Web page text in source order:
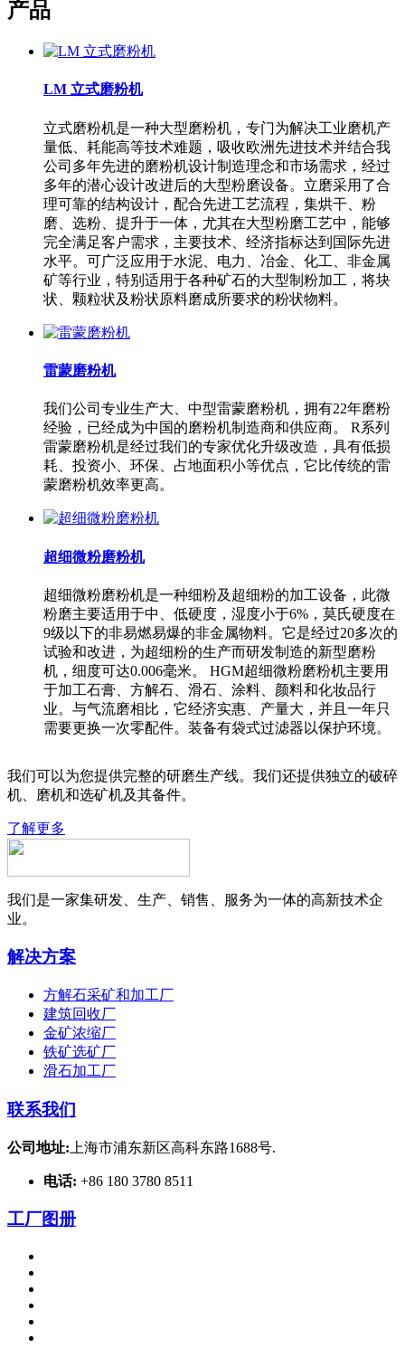
产品
LM 立式磨粉机
立式磨粉机是一种大型磨粉机，专门为解决工业磨机产
量低、耗能高等技术难题，吸收欧洲先进技术并结合我
公司多年先进的磨粉机设计制造理念和市场需求，经过
多年的潜心设计改进后的大型粉磨设备。立磨采用了合
理可靠的结构设计，配合先进工艺流程，集烘干、粉
磨、选粉、提升于一体，尤其在大型粉磨工艺中，能够
完全满足客户需求，主要技术、经济指标达到国际先进
水平。可广泛应用于水泥、电力、冶金、化工、非金属
矿等行业，特别适用于各种矿石的大型制粉加工，将块
状、颗粒状及粉状原料磨成所要求的粉状物料。
雷蒙磨粉机
我们公司专业生产大、中型雷蒙磨粉机，拥有22年磨粉
经验，已经成为中国的磨粉机制造商和供应商。 R系列
雷蒙磨粉机是经过我们的专家优化升级改造，具有低损
耗、投资小、环保、占地面积小等优点，它比传统的雷
蒙磨粉机效率更高。
超细微粉磨粉机
超细微粉磨粉机是一种细粉及超细粉的加工设备，此微
粉磨主要适用于中、低硬度，湿度小于6%，莫氏硬度在
9级以下的非易燃易爆的非金属物料。它是经过20多次的
试验和改进，为超细粉的生产而研发制造的新型磨粉
机，细度可达0.006毫米。 HGM超细微粉磨粉机主要用
于加工石膏、方解石、滑石、涂料、颜料和化妆品行
业。与气流磨相比，它经济实惠、产量大，并且一年只
需要更换一次零配件。装备有袋式过滤器以保护环境。
我们可以为您提供完整的研磨生产线。我们还提供独立的破碎
机、磨机和选矿机及其备件。
了解更多
我们是一家集研发、生产、销售、服务为一体的高新技术企
业。
解决方案
方解石采矿和加工厂
建筑回收厂
金矿浓缩厂
铁矿选矿厂
滑石加工厂
联系我们
公司地址: 上海市浦东新区高科东路1688号.
电话: +86 180 3780 8511
工厂图册